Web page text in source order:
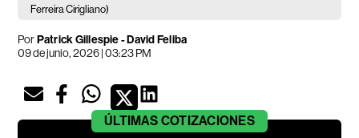
Ferreira Cirigliano)
PorPatrick Gillespie - David Feliba
09 de junio, 2026 | 03:23 PM
ÚLTIMAS COTIZACIONES